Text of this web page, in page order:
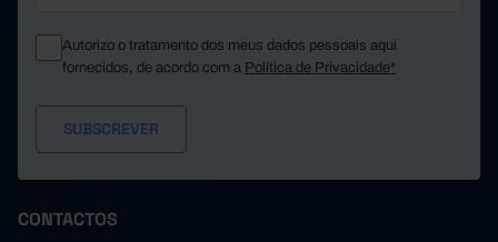
Autorizo o tratamento dos meus dados pessoais aqui
fornecidos, de acordo com a Política de Privacidade*
CONTACTOS